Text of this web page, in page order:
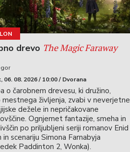
drevo The Magic Faraway
08. 2026 / 10:00 / Dvorana
o čarobnem drevesu, ki družino,
mestnega življenja, zvabi v neverjetne
dežele in nepričakovane
Ognjemet fantazije, smeha in
po priljubljeni seriji romanov Enid
scenariju Simona Farnabyja
Paddinton 2, Wonka).